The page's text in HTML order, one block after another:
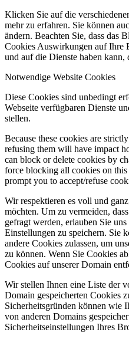
Klicken Sie auf die
mehr zu erfahren. Sie können
ändern. Beachten Sie, dass das
Cookies Auswirkungen auf Ihre
und auf die Dienste haben
Notwendige Website Cookies
Diese Cookies sind unbedingt
Webseite verfügbaren Dienste
stellen.
Because these cookies are
refusing them will have impact
can block or delete cookies by
force blocking all cookies on
prompt you to accept/refuse
Wir respektieren es voll und
möchten. Um zu vermeiden,
gefragt werden, erlauben Sie
Einstellungen zu speichern. Sie
andere Cookies zulassen, um
zu können. Wenn Sie Cookies
Cookies auf unserer Domain
Wir stellen Ihnen eine Liste der
Domain gespeicherten Cookies
Sicherheitsgründen können wie
von anderen Domains
Sicherheitseinstellungen Ihres